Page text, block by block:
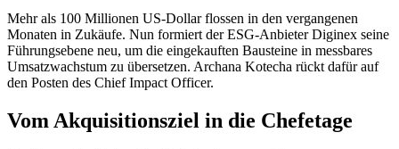
Mehr als 100 Millionen US-Dollar flossen in den vergangenen
Monaten in Zukäufe. Nun formiert der ESG-Anbieter Diginex seine
Führungsebene neu, um die eingekauften Bausteine in messbares
Umsatzwachstum zu übersetzen. Archana Kotecha rückt dafür auf
den Posten des Chief Impact Officer.
Vom Akquisitionsziel in die Chefetage